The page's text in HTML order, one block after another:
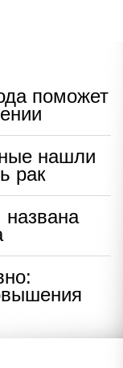
поможет
нашли
рак